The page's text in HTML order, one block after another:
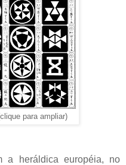
para ampliar)
a heráldica européia, no